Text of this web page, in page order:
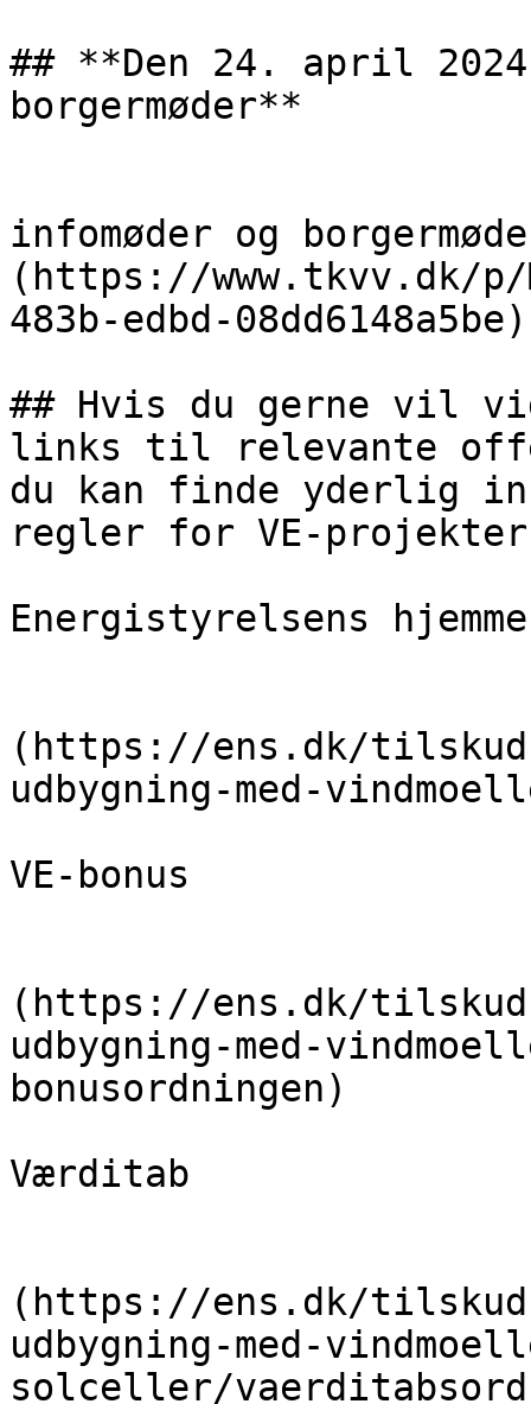
## **Den 24. april
borgermøder**
infomøder og
(https://www.tkvv.dk/p/
483b-edbd-08dd6148a5be)
## Hvis du gerne vil
links til relevante
du kan finde yderlig
regler for VE-
Energistyrelsens
(https://ens.dk/
udbygning-med-
VE-bonus
(https://ens.dk/
udbygning-med-
bonusordningen)
Værditab
(https://ens.dk/
udbygning-med-
solceller/